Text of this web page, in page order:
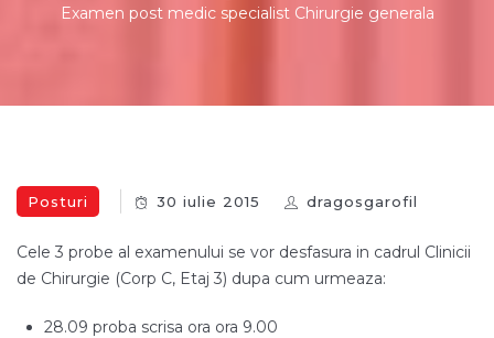
Examen post medic specialist Chirurgie generala
Posturi 30 iulie 2015 dragosgarofil
Cele 3 probe al examenului se vor desfasura in cadrul Clinicii
de Chirurgie (Corp C, Etaj 3) dupa cum urmeaza:
28.09 proba scrisa ora ora 9.00